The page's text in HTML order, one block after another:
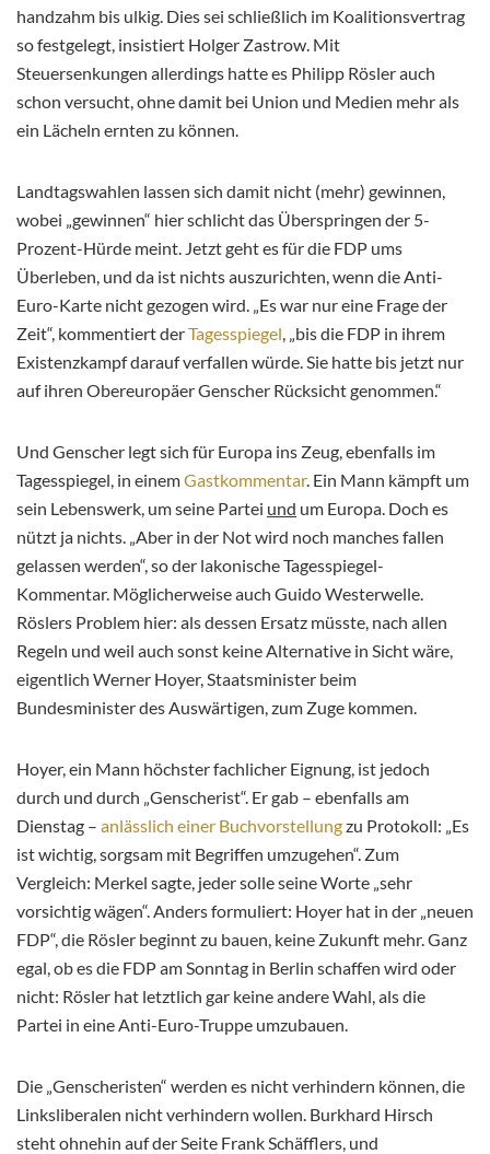
handzahm bis ulkig. Dies sei schließlich im Koalitionsvertrag
so festgelegt, insistiert Holger Zastrow. Mit
Steuersenkungen allerdings hatte es Philipp Rösler auch
schon versucht, ohne damit bei Union und Medien mehr als
ein Lächeln ernten zu können.
Landtagswahlen lassen sich damit nicht (mehr) gewinnen,
wobei „gewinnen“ hier schlicht das Überspringen der 5-
Prozent-Hürde meint. Jetzt geht es für die FDP ums
Überleben, und da ist nichts auszurichten, wenn die Anti-
Euro-Karte nicht gezogen wird. „Es war nur eine Frage der
Zeit“, kommentiert derTagesspiegel, „bis die FDP in ihrem
Existenzkampf darauf verfallen würde. Sie hatte bis jetzt nur
auf ihren Obereuropäer Genscher Rücksicht genommen.“
Und Genscher legt sich für Europa ins Zeug, ebenfalls im
Tagesspiegel, in einemGastkommentar. Ein Mann kämpft um
sein Lebenswerk, um seine Partei und um Europa. Doch es
nützt ja nichts. „Aber in der Not wird noch manches fallen
gelassen werden“, so der lakonische Tagesspiegel-
Kommentar. Möglicherweise auch Guido Westerwelle.
Röslers Problem hier: als dessen Ersatz müsste, nach allen
Regeln und weil auch sonst keine Alternative in Sicht wäre,
eigentlich Werner Hoyer, Staatsminister beim
Bundesminister des Auswärtigen, zum Zuge kommen.
Hoyer, ein Mann höchster fachlicher Eignung, ist jedoch
durch und durch „Genscherist“. Er gab – ebenfalls am
Dienstag – anlässlich einer Buchvorstellungzu Protokoll: „Es
ist wichtig, sorgsam mit Begriffen umzugehen“. Zum
Vergleich: Merkel sagte, jeder solle seine Worte „sehr
vorsichtig wägen“. Anders formuliert: Hoyer hat in der „neuen
FDP“, die Rösler beginnt zu bauen, keine Zukunft mehr. Ganz
egal, ob es die FDP am Sonntag in Berlin schaffen wird oder
nicht: Rösler hat letztlich gar keine andere Wahl, als die
Partei in eine Anti-Euro-Truppe umzubauen.
Die „Genscheristen“ werden es nicht verhindern können, die
Linksliberalen nicht verhindern wollen. Burkhard Hirsch
steht ohnehin auf der Seite Frank Schäfflers, und